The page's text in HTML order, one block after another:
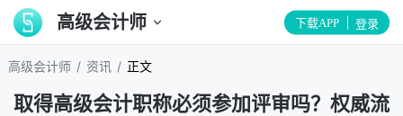
高级会计师 下载APP 登录
高级会计师 / 资讯 / 正文
取得高级会计职称必须参加评审吗？权威流